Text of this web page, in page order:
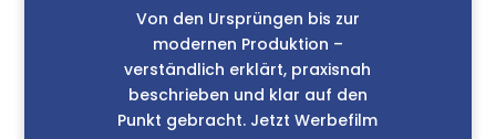
Von den Ursprüngen bis zur
modernen Produktion –
verständlich erklärt, praxisnah
beschrieben und klar auf den
Punkt gebracht. Jetzt Werbefilm